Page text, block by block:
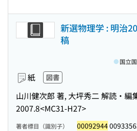
新選物理学 : 明治
稿
紙 図書
山川健次郎 著, 大坪秀二 解読・編
2007.8<MC31-H27>
国立
著者標目（識別子） 00092944